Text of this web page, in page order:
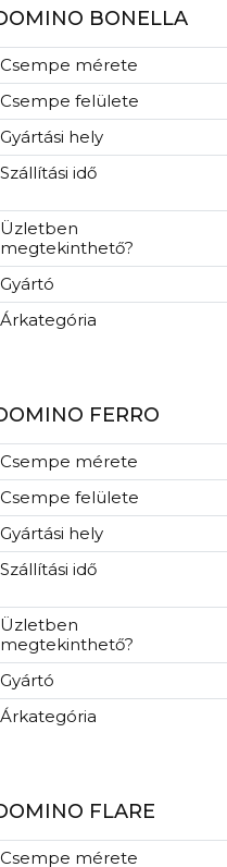
BONELLA
Csempe mérete
Csempe felülete
Gyártási hely
Szállítási idő
Üzletben
megtekinthető?
Gyártó
Árkategória
FERRO
Csempe mérete
Csempe felülete
Gyártási hely
Szállítási idő
Üzletben
megtekinthető?
Gyártó
Árkategória
FLARE
Csempe mérete